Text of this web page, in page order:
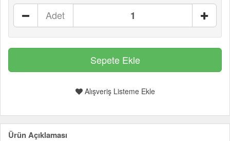
Adet
Alışveriş Listeme Ekle
Ürün Açıklaması